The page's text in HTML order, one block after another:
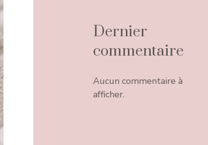
Dernier
commentaire
Aucun commentaire à
afficher.